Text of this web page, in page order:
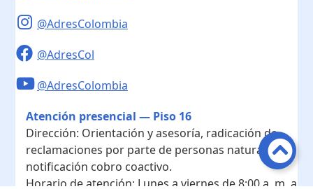
@AdresColombia
@AdresCol
@AdresColombia
Atención presencial — Piso 16
Dirección: Orientación y asesoría, radicación de
reclamaciones por parte de personas naturales y
notificación cobro coactivo.
Horario de atención: Lunes a viernes de 8:00 a. m. a